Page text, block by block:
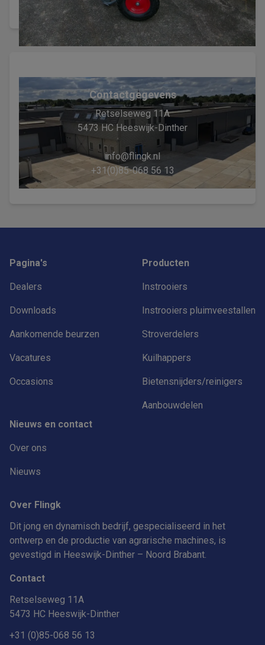
Contactgegevens
Retselseweg 11A
5473 HC Heeswijk-Dinther
info@flingk.nl
+31(0)85-068 56 13
Pagina's
Dealers
Downloads
Aankomende beurzen
Vacatures
Occasions
Nieuws en contact
Over ons
Nieuws
Producten
Instrooiers
Instrooiers pluimveestallen
Stroverdelers
Kuilhappers
Bietensnijders/reinigers
Aanbouwdelen
Over Flingk
Dit jong en dynamisch bedrijf, gespecialiseerd in het
ontwerp en de productie van agrarische machines, is
gevestigd in Heeswijk-Dinther – Noord Brabant.
Contact
Retselseweg 11A
5473 HC Heeswijk-Dinther
+31 (0)85-068 56 13